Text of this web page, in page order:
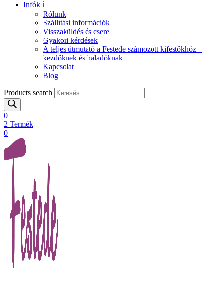
Infók ℹ️
Rólunk
Szállítási információk
Visszaküldés és csere
Gyakori kérdések
A teljes útmutató a Festede számozott kifestőkhöz –
kezdőknek és haladóknak
Kapcsolat
Blog
Products search
0
2 Termék
0